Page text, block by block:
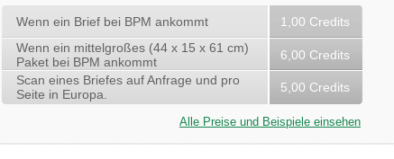
Wenn ein Brief bei BPM ankommt
1,00 Credits
Wenn ein mittelgroßes (44 x 15 x 61 cm)
Paket bei BPM ankommt
6,00 Credits
Scan eines Briefes auf Anfrage und pro
Seite in Europa.
5,00 Credits
Alle Preise und Beispiele einsehen